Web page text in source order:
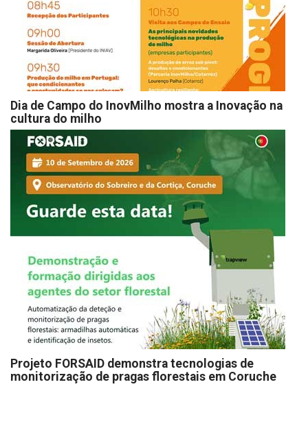
Dia de Campo do InovMilho mostra a Inovação na
cultura do milho
Projeto FORSAID demonstra tecnologias de
monitorização de pragas florestais em Coruche